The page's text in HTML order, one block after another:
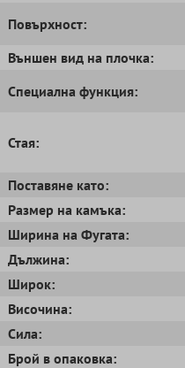
Повърхност:
Външен вид на плочка:
Специална функция:
Стая:
Поставяне като:
Размер на камъка:
Ширина на Фугата:
Дължина:
Широк:
Височина:
Сила:
Брой в опаковка: